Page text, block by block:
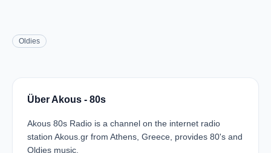
Oldies
Über Akous - 80s
Akous 80s Radio is a channel on the internet radio
station Akous.gr from Athens, Greece, provides 80's and
Oldies music.